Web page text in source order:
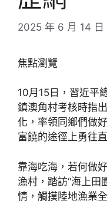
2025 年 6 月 14 日
焦點瀏覽
10月15日，習近平
鎮澳角村考核時指
化，率領同鄉們做
富饒的途徑上勇往
靠海吃海，若何做
漁村，踏訪“海上田
情，觸摸陸地漁業